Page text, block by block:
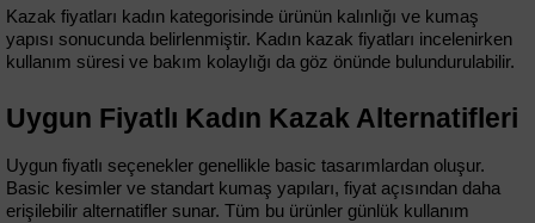
Kazak fiyatları kadın kategorisinde ürünün kalınlığı ve kumaş
yapısı sonucunda belirlenmiştir. Kadın kazak fiyatları incelenirken
kullanım süresi ve bakım kolaylığı da göz önünde bulundurulabilir.
Uygun Fiyatlı Kadın Kazak Alternatifleri
Uygun fiyatlı seçenekler genellikle basic tasarımlardan oluşur.
Basic kesimler ve standart kumaş yapıları, fiyat açısından daha
erişilebilir alternatifler sunar. Tüm bu ürünler günlük kullanım